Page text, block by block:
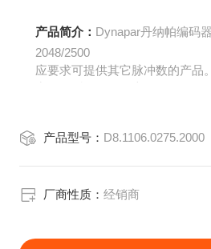
产品简介： Dynapar丹纳帕编码
2048/2500
应要求可提供其它脉冲数的产品。
■可达10000脉冲和40000步
■工作温度高达100℃(RI58-T)
产品型号： D8.1106.0275.2000
厂商性质：经销商